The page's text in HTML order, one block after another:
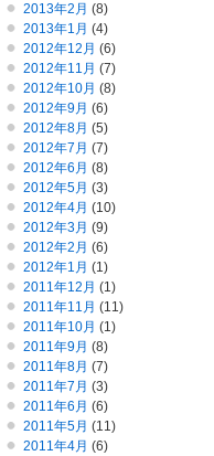
2013年2月 (8)
2013年1月 (4)
2012年12月 (6)
2012年11月 (7)
2012年10月 (8)
2012年9月 (6)
2012年8月 (5)
2012年7月 (7)
2012年6月 (8)
2012年5月 (3)
2012年4月 (10)
2012年3月 (9)
2012年2月 (6)
2012年1月 (1)
2011年12月 (1)
2011年11月 (11)
2011年10月 (1)
2011年9月 (8)
2011年8月 (7)
2011年7月 (3)
2011年6月 (6)
2011年5月 (11)
2011年4月 (6)